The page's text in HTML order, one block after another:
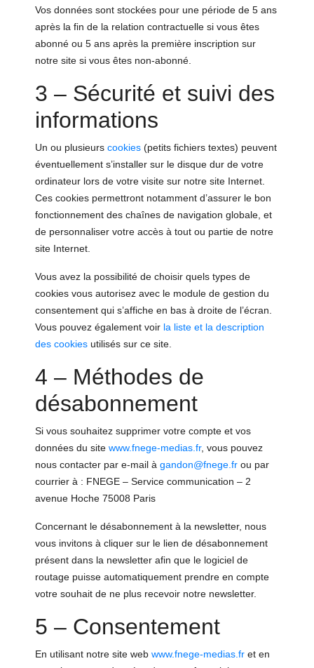
Vos données sont stockées pour une période de 5 ans
après la fin de la relation contractuelle si vous êtes
abonné ou 5 ans après la première inscription sur
notre site si vous êtes non-abonné.
3 – Sécurité et suivi des
informations
Un ou plusieurs cookies (petits fichiers textes) peuvent
éventuellement s’installer sur le disque dur de votre
ordinateur lors de votre visite sur notre site Internet.
Ces cookies permettront notamment d’assurer le bon
fonctionnement des chaînes de navigation globale, et
de personnaliser votre accès à tout ou partie de notre
site Internet.
Vous avez la possibilité de choisir quels types de
cookies vous autorisez avec le module de gestion du
consentement qui s’affiche en bas à droite de l’écran.
Vous pouvez également voir la liste et la description
des cookies utilisés sur ce site.
4 – Méthodes de
désabonnement
Si vous souhaitez supprimer votre compte et vos
données du site www.fnege-medias.fr, vous pouvez
nous contacter par e-mail à gandon@fnege.fr ou par
courrier à : FNEGE – Service communication – 2
avenue Hoche 75008 Paris
Concernant le désabonnement à la newsletter, nous
vous invitons à cliquer sur le lien de désabonnement
présent dans la newsletter afin que le logiciel de
routage puisse automatiquement prendre en compte
votre souhait de ne plus recevoir notre newsletter.
5 – Consentement
En utilisant notre site web www.fnege-medias.fr et en